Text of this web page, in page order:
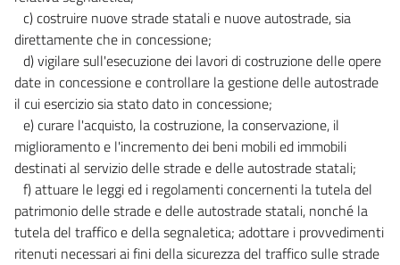
c) costruire nuove strade statali e nuove autostrade, sia
direttamente che in concessione;
d) vigilare sull'esecuzione dei lavori di costruzione delle opere
date in concessione e controllare la gestione delle autostrade
il cui esercizio sia stato dato in concessione;
e) curare l'acquisto, la costruzione, la conservazione, il
miglioramento e l'incremento dei beni mobili ed immobili
destinati al servizio delle strade e delle autostrade statali;
f) attuare le leggi ed i regolamenti concernenti la tutela del
patrimonio delle strade e delle autostrade statali, nonché la
tutela del traffico e della segnaletica; adottare i provvedimenti
ritenuti necessari ai fini della sicurezza del traffico sulle strade